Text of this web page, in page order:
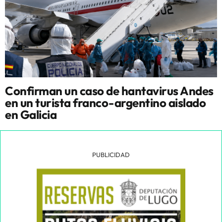
Confirman un caso de hantavirus Andes
en un turista franco-argentino aislado
en Galicia
PUBLICIDAD